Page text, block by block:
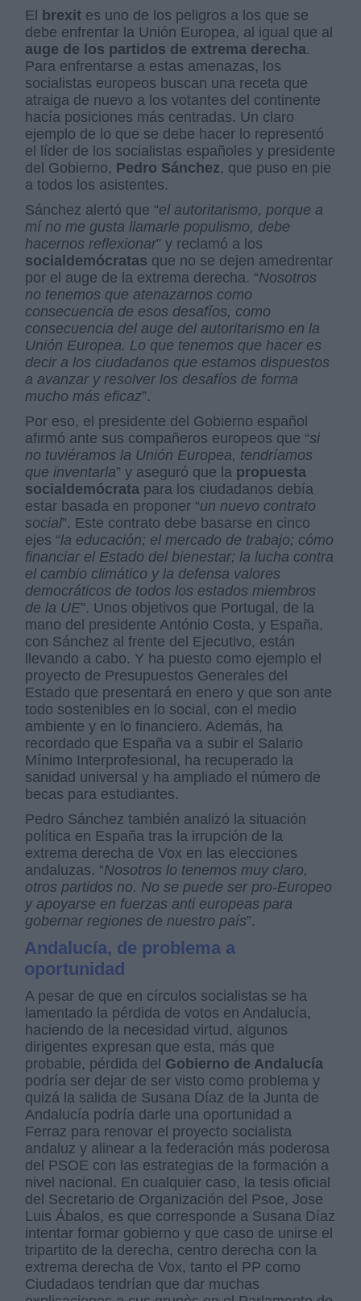
El
brexit es uno de los peligros a los que se
debe enfrentar la Unión Europea, al igual que al
auge de los partidos de extrema derecha.
Para enfrentarse a estas amenazas, los
socialistas europeos buscan una receta que
atraiga de nuevo a los votantes del continente
hacía posiciones más centradas. Un claro
ejemplo de lo que se debe hacer lo representó
el líder de los socialistas españoles y presidente
del Gobierno, Pedro Sánchez, que puso en pie
a todos los asistentes.
Sánchez alertó que “el autoritarismo, porque a
mí no me gusta llamarle populismo, debe
hacernos reflexionar” y reclamó a los
socialdemócratas que no se dejen amedrentar
por el auge de la extrema derecha. “Nosotros
no tenemos que atenazarnos como
consecuencia de esos desafíos, como
consecuencia del auge del autoritarismo en la
Unión Europea. Lo que tenemos que hacer es
decir a los ciudadanos que estamos dispuestos
a avanzar y resolver los desafíos de forma
mucho más eficaz”.
Por eso, el presidente del Gobierno español
afirmó ante sus compañeros europeos que “si
no tuviéramos la Unión Europea, tendríamos
que inventarla” y aseguró que la propuesta
socialdemócrata para los ciudadanos debía
estar basada en proponer “un nuevo contrato
social”. Este contrato debe basarse en cinco
ejes “la educación; el mercado de trabajo; cómo
financiar el Estado del bienestar; la lucha contra
el cambio climático y la defensa valores
democráticos de todos los estados miembros
de la UE”. Unos objetivos que Portugal, de la
mano del presidente António Costa, y España,
con Sánchez al frente del Ejecutivo, están
llevando a cabo. Y ha puesto como ejemplo el
proyecto de Presupuestos Generales del
Estado que presentará en enero y que son ante
todo sostenibles en lo social, con el medio
ambiente y en lo financiero. Además, ha
recordado que España va a subir el Salario
Mínimo Interprofesional, ha recuperado la
sanidad universal y ha ampliado el número de
becas para estudiantes.
Pedro Sánchez también analizó la situación
política en España tras la irrupción de la
extrema derecha de Vox en las elecciones
andaluzas. “Nosotros lo tenemos muy claro,
otros partidos no. No se puede ser pro-Europeo
y apoyarse en fuerzas anti europeas para
gobernar regiones de nuestro país”.
Andalucía, de problema a
oportunidad
A pesar de que en círculos socialistas se ha
lamentado la pérdida de votos en Andalucía,
haciendo de la necesidad virtud, algunos
dirigentes expresan que esta, más que
probable, pérdida del Gobierno de Andalucía
podría ser dejar de ser visto como problema y
quizá la salida de Susana Díaz de la Junta de
Andalucía podría darle una oportunidad a
Ferraz para renovar el proyecto socialista
andaluz y alinear a la federación más poderosa
del PSOE con las estrategias de la formación a
nivel nacional. En cualquier caso, la tesis oficial
del Secretario de Organización del Psoe, Jose
Luis Ábalos, es que corresponde a Susana Díaz
intentar formar gobierno y que caso de unirse el
tripartito de la derecha, centro derecha con la
extrema derecha de Vox, tanto el PP como
Ciudadaos tendrían que dar muchas